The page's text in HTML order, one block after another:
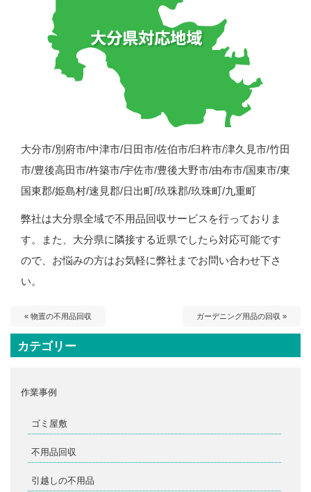
大分市/別府市/中津市/日田市/佐伯市/臼杵市/津久見市/竹田
市/豊後高田市/杵築市/宇佐市/豊後大野市/由布市/国東市/東
国東郡/姫島村/速見郡/日出町/玖珠郡/玖珠町/九重町
弊社は大分県全域で不用品回収サービスを行っておりま
す。また、大分県に隣接する近県でしたら対応可能です
ので、お悩みの方はお気軽に弊社までお問い合わせ下さ
い。
« 物置の不用品回収 ガーデニング用品の回収 »
カテゴリー
作業事例
ゴミ屋敷
不用品回収
引越しの不用品